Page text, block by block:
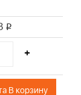
i
+
В корзину